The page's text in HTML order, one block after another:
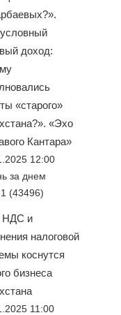
доход:
«старого»
«Эхо
Кантара»
12:00
за днем
(43496)
НДС и
налоговой
коснутся
бизнеса
11:00